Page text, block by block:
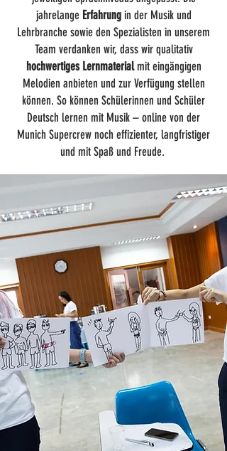
jahrelange Erfahrungin der Musik und
Lehrbranche sowie den Spezialisten in unserem
Team verdanken wir, dass wir qualitativ
hochwertiges Lernmaterialmit eingängigen
Melodien anbieten und zur Verfügung stellen
können. So können Schülerinnen und Schüler
Deutsch lernen mit Musik – online von der
Munich Supercrew noch effizienter, langfristiger
und mit Spaß und Freude.